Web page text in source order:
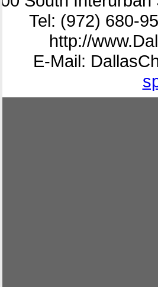
Tel: (972) 680-
http://
E-Mail: